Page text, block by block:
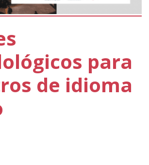
para
de idioma